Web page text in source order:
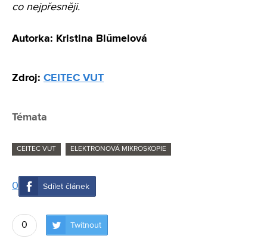
co nejpřesněji.
Autorka: Kristina Blűmelová
Zdroj: CEITEC VUT
Témata
CEITEC VUT ELEKTRONOVÁ MIKROSKOPIE
0 Sdílet článek
0 Twítnout